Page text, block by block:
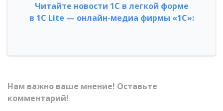
Читайте новости 1С в легкой форме
в 1С Lite — онлайн-медиа фирмы «1С»:
Нам важно ваше мнение! Оставьте
комментарий!